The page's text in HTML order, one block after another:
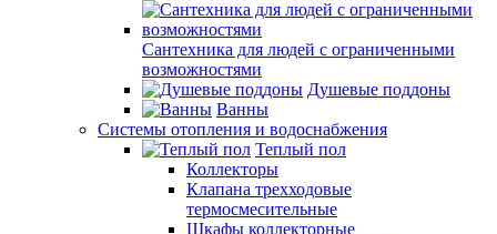
Сантехника для людей с ограниченными
возможностями
Душевые поддоны
Ванны
Системы отопления и водоснабжения
Теплый пол
Коллекторы
Клапана трехходовые
термосмесительные
Шкафы коллекторные